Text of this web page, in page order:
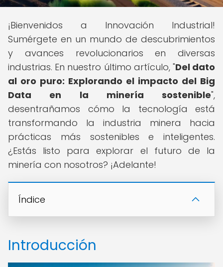
¡Bienvenidos a Innovación Industrial!
Sumérgete en un mundo de descubrimientos
y avances revolucionarios en diversas
industrias. En nuestro último artículo, "Del dato
al oro puro: Explorando el impacto del Big
Data en la minería sostenible",
desentrañamos cómo la tecnología está
transformando la industria minera hacia
prácticas más sostenibles e inteligentes.
¿Estás listo para explorar el futuro de la
minería con nosotros? ¡Adelante!
Índice
Introducción